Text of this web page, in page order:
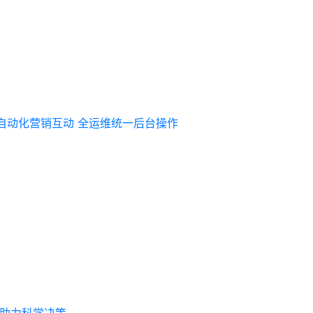
动化营销互动 全运维统一后台操作